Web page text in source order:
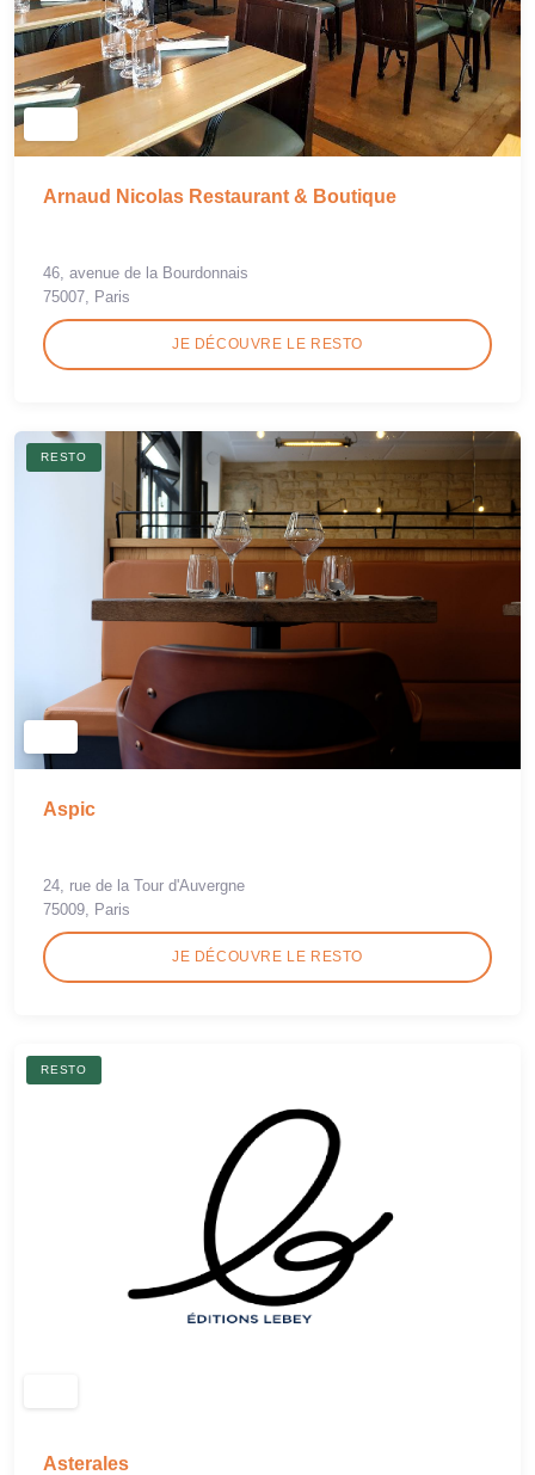
Arnaud Nicolas Restaurant & Boutique
46, avenue de la Bourdonnais
75007, Paris
JE DÉCOUVRE LE RESTO
RESTO
Aspic
24, rue de la Tour d'Auvergne
75009, Paris
JE DÉCOUVRE LE RESTO
RESTO
Asterales